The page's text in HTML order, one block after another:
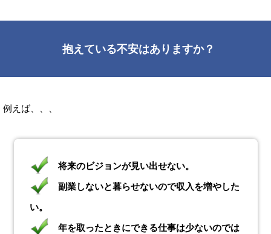
抱えている不安はありますか？
例えば、、、
将来のビジョンが見い出せない。
副業しないと暮らせないので収入を増やした
い。
年を取ったときにできる仕事は少ないのでは